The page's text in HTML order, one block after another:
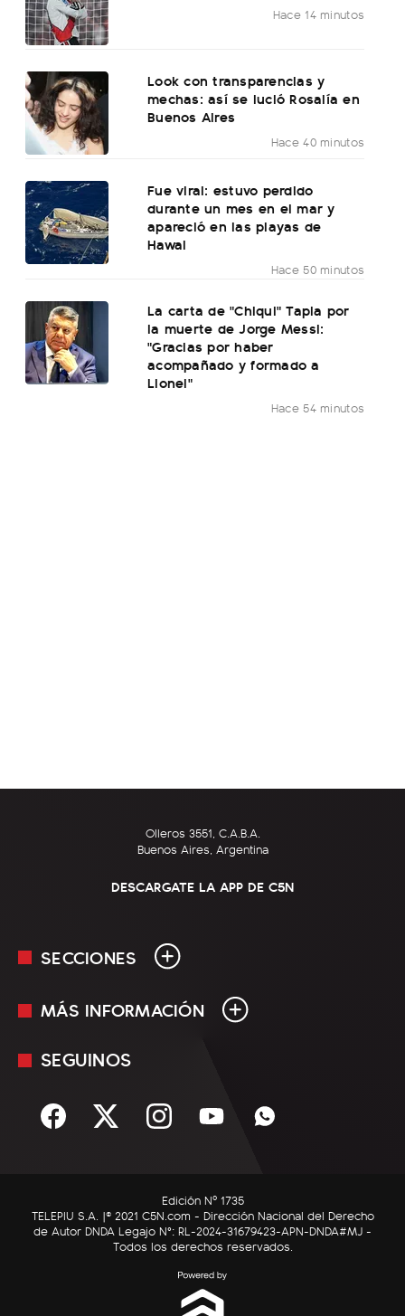
Hace 14 minutos
Look con transparencias y
mechas: así se lució Rosalía en
Buenos Aires
Hace 40 minutos
Fue viral: estuvo perdido
durante un mes en el mar y
apareció en las playas de
Hawai
Hace 50 minutos
La carta de "Chiqui" Tapia por
la muerte de Jorge Messi:
"Gracias por haber
acompañado y formado a
Lionel"
Hace 54 minutos
Olleros 3551, C.A.B.A.
Buenos Aires, Argentina
DESCARGATE LA APP DE C5N
SECCIONES
En Vivo
Sociedad
C5N Autos
RatingCero
MÁS INFORMACIÓN
Mediakit
Términos y condiciones
SEGUINOS
Edición Nº 1735
TELEPIU S.A. |© 2021 C5N.com - Dirección Nacional del Derecho
de Autor DNDA Legajo N°: RL-2024-31679423-APN-DNDA#MJ -
Todos los derechos reservados.